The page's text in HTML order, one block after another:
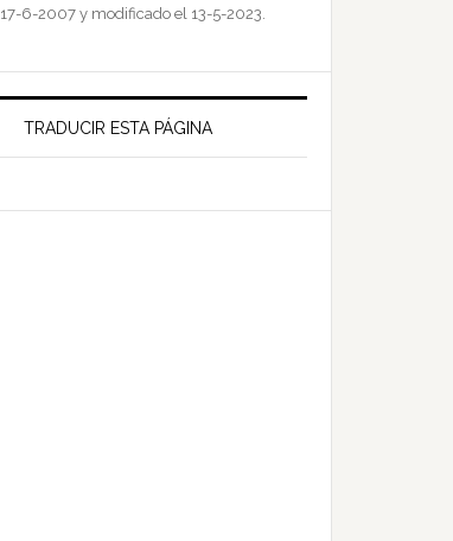
17-6-2007 y modificado el 13-5-2023.
TRADUCIR ESTA PÁGINA